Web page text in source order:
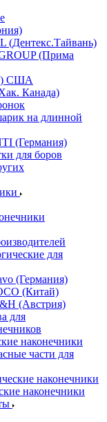
(Прима
США
Канада)
на длинной
(Германия)
для боров
для
(Германия)
(Китай)
(Австрия)
для
наконечники
части для
наконечники
наконечники